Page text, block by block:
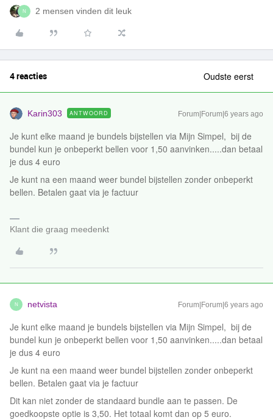
N 2 mensen vinden dit leuk
4 reacties Oudste eerst
Karin303 ANTWOORD Forum|Forum|6 years ago
Je kunt elke maand je bundels bijstellen via Mijn Simpel, bij de
bundel kun je onbeperkt bellen voor 1,50 aanvinken.....dan betaal
je dus 4 euro
Je kunt na een maand weer bundel bijstellen zonder onbeperkt
bellen. Betalen gaat via je factuur
Klant die graag meedenkt
N netvista Forum|Forum|6 years ago
Je kunt elke maand je bundels bijstellen via Mijn Simpel, bij de
bundel kun je onbeperkt bellen voor 1,50 aanvinken.....dan betaal
je dus 4 euro
Je kunt na een maand weer bundel bijstellen zonder onbeperkt
bellen. Betalen gaat via je factuur
Dit kan niet zonder de standaard bundle aan te passen. De
goedkoopste optie is 3,50. Het totaal komt dan op 5 euro.